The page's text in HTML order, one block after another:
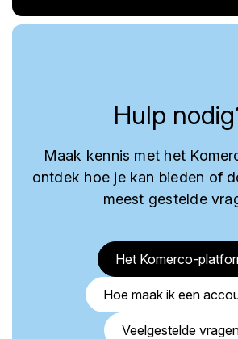
Hulp
Maak kennis met het
ontdek hoe je kan bieden of
meest gestelde
Het Komerco-
Hoe maak ik een
Veelgestelde